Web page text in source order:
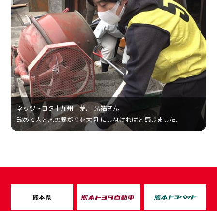
ネッツトヨタ中九州 荒川 光祐さん
改めて人と人の繋がりを大切 にしなければと感じました。